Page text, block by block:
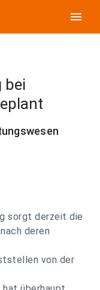
menu
bei
sorgt derzeit die
deren
von der